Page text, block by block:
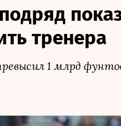
тренера
1 млрд